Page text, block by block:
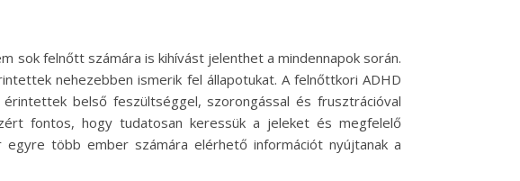
sok felnőtt számára is kihívást jelenthet a mindennapok során.
nehezebben ismerik fel állapotukat. A felnőttkori ADHD
belső feszültséggel, szorongással és frusztrációval
fontos, hogy tudatosan keressük a jeleket és megfelelő
egyre több ember számára elérhető információt nyújtanak a